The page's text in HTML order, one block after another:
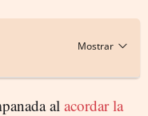
al acordar la